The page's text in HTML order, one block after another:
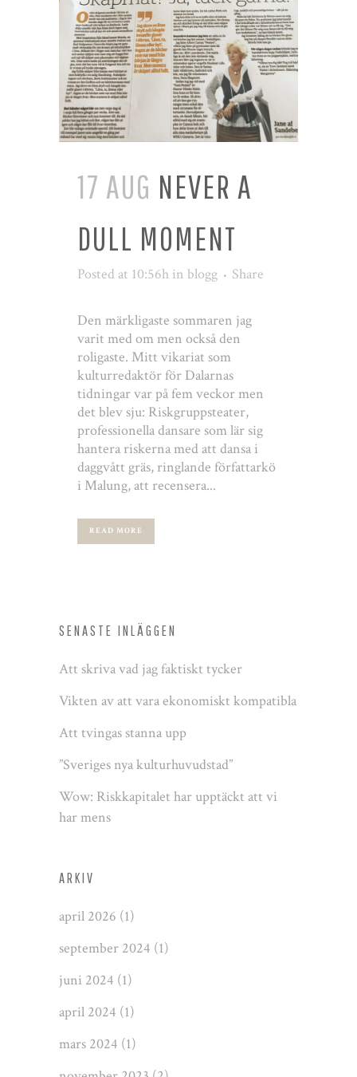
17 AUG NEVER A
DULL MOMENT
Posted at 10:56h in blogg Share
Den märkligaste sommaren jag
varit med om men också den
roligaste. Mitt vikariat som
kulturredaktör för Dalarnas
tidningar var på fem veckor men
det blev sju: Riskgruppsteater,
professionella dansare som lär sig
hantera riskerna med att dansa i
daggvått gräs, ringlande författarkö
i Malung, att recensera...
READ MORE
SENASTE INLÄGGEN
Att skriva vad jag faktiskt tycker
Vikten av att vara ekonomiskt kompatibla
Att tvingas stanna upp
”Sveriges nya kulturhuvudstad”
Wow: Riskkapitalet har upptäckt att vi
har mens
ARKIV
april 2026 (1)
september 2024 (1)
juni 2024 (1)
april 2024 (1)
mars 2024 (1)